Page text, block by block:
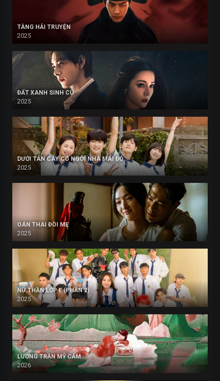
TÀNG HẢI TRUYỆN
2025
ĐẤT XANH SINH CÚ
2025
DƯỚI TÁN CÂY CÓ NGÔI NHÀ MÁI ĐỎ
2025
OÁN THAI ĐÒI MẸ
2025
NỮ THẦN LỚP E (PHẦN 2)
2025
LƯƠNG TRẦN MỸ CẨM
2026